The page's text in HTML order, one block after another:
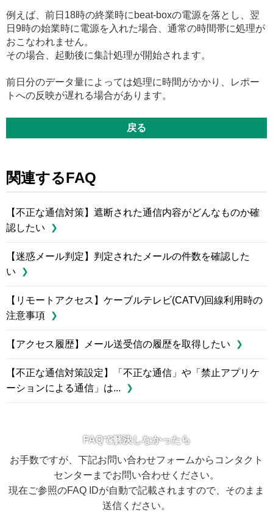
例えば、前日18時の終業時にbeat-boxの電源を落とし、翌
日9時の始業時に電源を入れた場合、通常の時間帯に処理が
おこなわれません。
その場合、起動後に集計処理が開始されます。
前日分のデータ量によっては処理に時間がかかり、レポー
トへの反映が遅れる場合があります。
戻る
関連するFAQ
【不正な通信対策】遮断された通信内容がどんなものか確
認したい
【迷惑メール判定】判定されたメールの件数を確認した
い
【リモートアクセス】ケーブルテレビ(CATV)回線利用時の
注意事項
【アクセス履歴】メール送受信の履歴を取得したい
【不正な通信対策設定】「不正な通信」や「禁止アプリケ
ーションによる通信」は...
FAQで解決しなかったら
お手数ですが、下記お問い合わせフォームからコンタクト
センターまでお問い合わせください。
現在ご参照のFAQ IDが自動で記載されますので、そのまま
送信ください。